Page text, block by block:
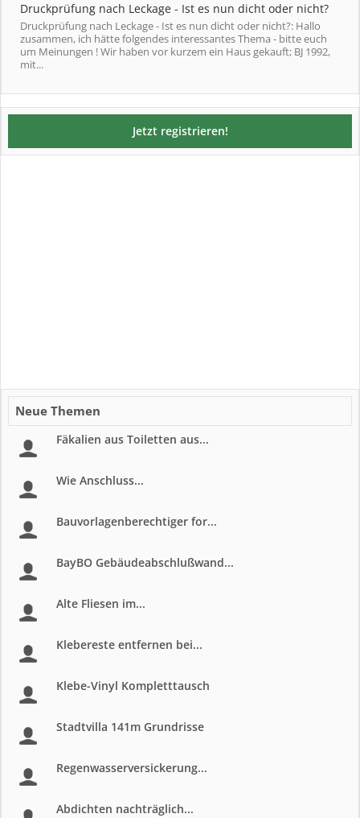
Druckprüfung nach Leckage - Ist es nun dicht oder nicht?
Druckprüfung nach Leckage - Ist es nun dicht oder nicht?: Hallo
zusammen, ich hätte folgendes interessantes Thema - bitte euch
um Meinungen ! Wir haben vor kurzem ein Haus gekauft; BJ 1992,
mit...
Jetzt registrieren!
Neue Themen
Fäkalien aus Toiletten aus...
Wie Anschluss...
Bauvorlagenberechtiger for...
BayBO Gebäudeabschlußwand...
Alte Fliesen im...
Klebereste entfernen bei...
Klebe-Vinyl Kompletttausch
Stadtvilla 141m Grundrisse
Regenwasserversickerung...
Abdichten nachträglich...